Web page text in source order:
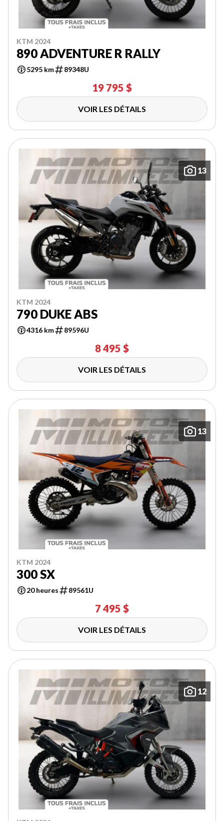
KTM 2024
890 ADVENTURE R RALLY
5295 km 89348U
19 795 $
VOIR LES DÉTAILS
13
KTM 2024
790 DUKE ABS
4316 km 89596U
8 495 $
VOIR LES DÉTAILS
13
KTM 2024
300 SX
20 heures 89561U
7 495 $
VOIR LES DÉTAILS
12